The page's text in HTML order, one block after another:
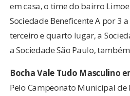
em casa, o time do bairro
Sociedade Beneficente A por 3
terceiro e quarto lugar, a
a Sociedade São Paulo,
BochaVale Tudo Masculino
Pelo Campeonato Municipal de